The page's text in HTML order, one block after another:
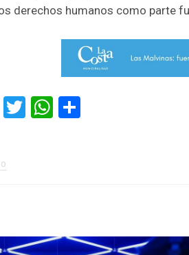
derechos humanos como parte
Facebook
TwitterWhatsApp